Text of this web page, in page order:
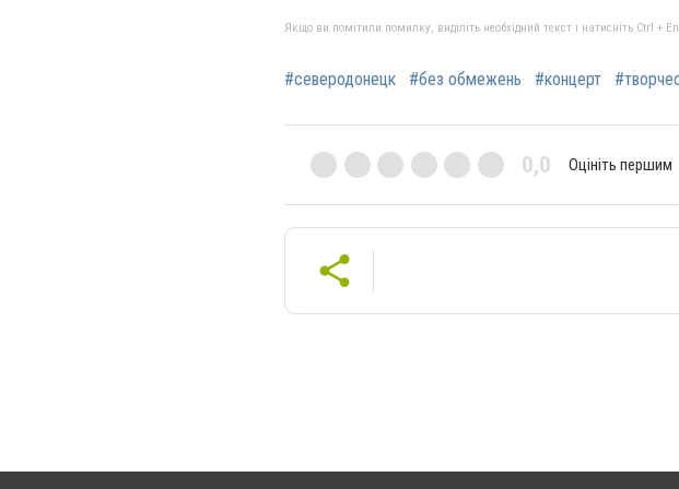
Якщо ви помітили помилку, виділіть необхідний текст і натисніть Ctrl +
#северодонецк #без обмежень #концерт
0,0 Оцініть першим